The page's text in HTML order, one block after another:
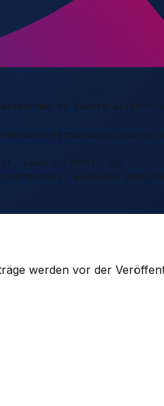
de-fuerte-airport-
de/information/airports/
year = {2026}, url =
accessed 2026-
werden vor der